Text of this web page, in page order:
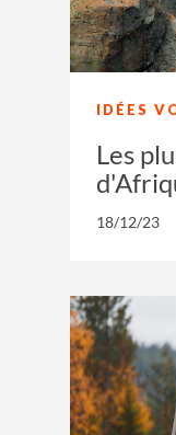
IDÉES
Les
18/12/23